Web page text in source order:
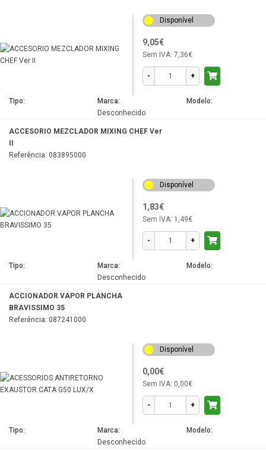
Tipo:
Marca:
Desconhecido
Modelo:
ACCESORIO MEZCLADOR MIXING CHEF Ver
II
Referência: 083895000
Disponível
9,05€
Sem IVA: 7,36€
- +
Tipo:
Marca:
Desconhecido
Modelo:
ACCIONADOR VAPOR PLANCHA
BRAVISSIMO 35
Referência: 087241000
Disponível
1,83€
Sem IVA: 1,49€
- +
Tipo:
Marca:
Desconhecido
Modelo:
Disponível
0,00€
Sem IVA: 0,00€
- +